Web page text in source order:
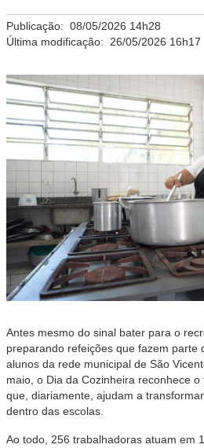
Publicação: 08/05/2026 14h28
Última modificação: 26/05/2026 16h17
Antes mesmo do sinal bater para o
preparando refeições que fazem parte
alunos da rede municipal de São
maio, o Dia da Cozinheira reconhece
que, diariamente, ajudam a
dentro das escolas.
Ao todo, 256 trabalhadoras atuam em